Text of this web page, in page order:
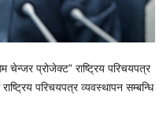
चेन्जर प्रोजेक्ट” राष्ट्रिय परिचयपत्र
परिचयपत्र व्यवस्थापन सम्बन्धि